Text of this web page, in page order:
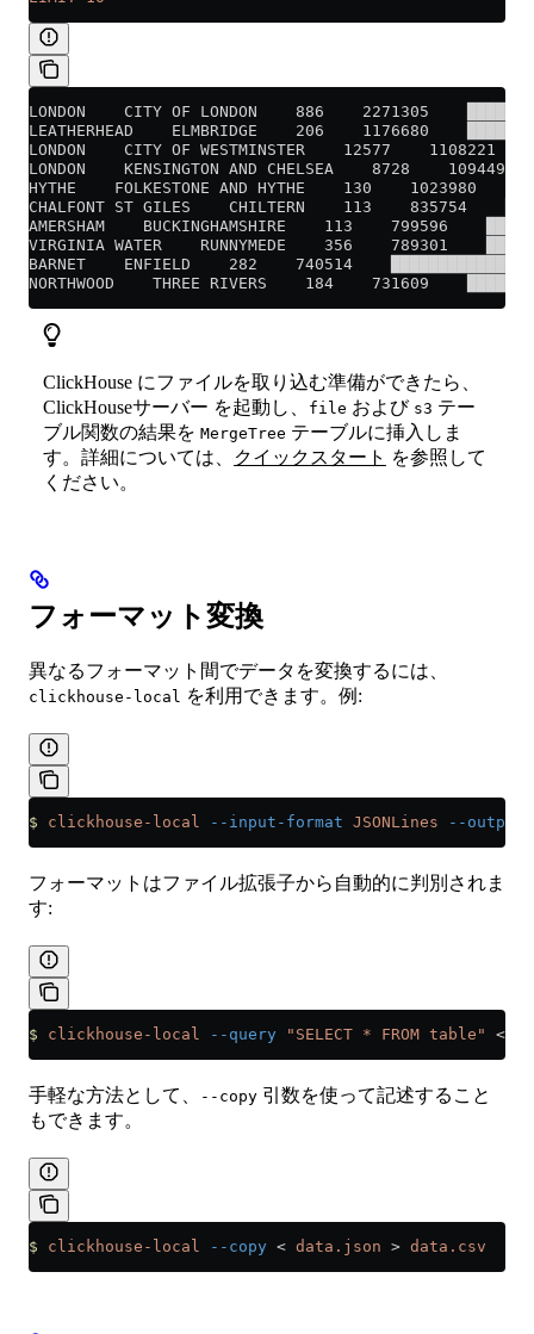
LONDON    CITY OF LONDON    886    2271305
LEATHERHEAD    ELMBRIDGE    206    1176680
LONDON    CITY OF WESTMINSTER    12577    1108221
LONDON    KENSINGTON AND CHELSEA    8728    1094496
HYTHE    FOLKESTONE AND HYTHE    130    1023980
CHALFONT ST GILES    CHILTERN    113    835754
AMERSHAM    BUCKINGHAMSHIRE    113    799596
VIRGINIA WATER    RUNNYMEDE    356    789301
BARNET    ENFIELD    282    740514    ██████████████▊
NORTHWOOD    THREE RIVERS    184    731609
ClickHouse にファイルを取り込む準備ができたら、
ClickHouseサーバー を起動し、
file および s3 テー
ブル関数の結果を MergeTree テーブルに挿入しま
す。詳細については、
クイックスタート を参照して
ください。
フォーマット変換
異なるフォーマット間でデータを変換するには、
clickhouse-local を利用できます。例:
$ clickhouse-local --input-format JSONLines --output-
フォーマットはファイル拡張子から自動的に判別されま
す:
$ clickhouse-local --query "SELECT * FROM table" <
手軽な方法として、 --copy 引数を使って記述すること
もできます。
$ clickhouse-local --copy < data.json > data.csv